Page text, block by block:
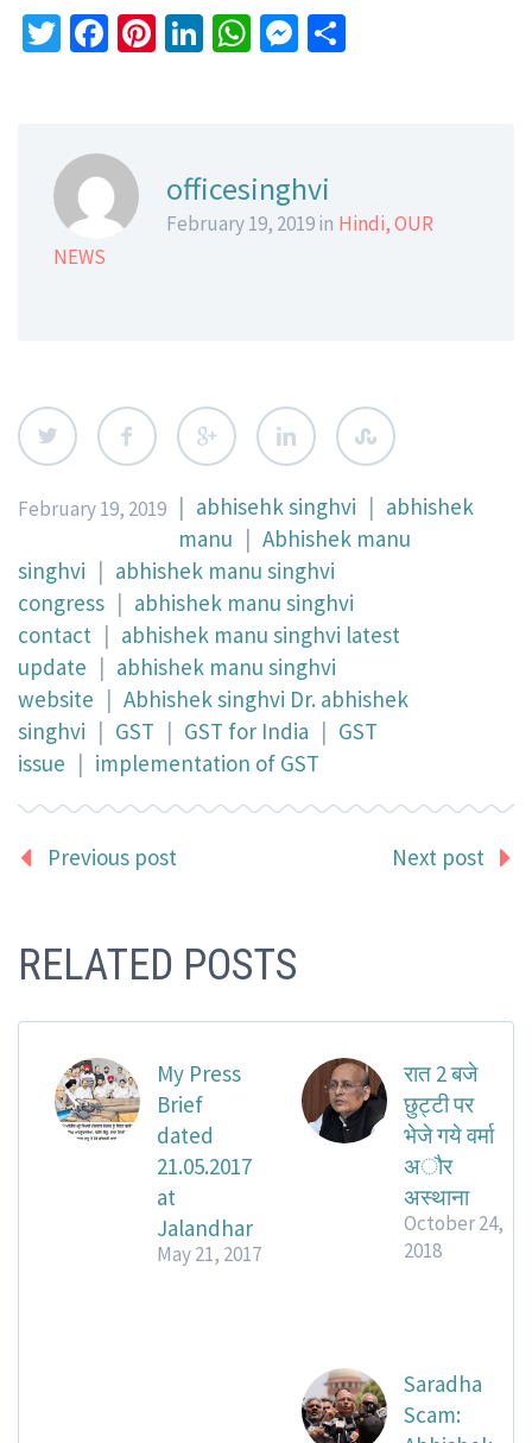
Twitter
Facebook
Pinterest
LinkedIn
WhatsApp
Messenger
officesinghvi
February 19, 2019 in Hindi,OUR
NEWS
February 19, 2019 | abhisehk singhvi | abhishek
manu | Abhishek manu
singhvi | abhishek manu singhvi
congress | abhishek manu singhvi
contact | abhishek manu singhvi latest
update | abhishek manu singhvi
website | Abhishek singhvi Dr. abhishek
singhvi | GST | GST for India | GST
issue | implementation of GST
Previous post Next post
RELATED POSTS
My Press
Brief
dated
21.05.2017
at
Jalandhar
May 21, 2017
रात 2 बजे
छुट्टी पर
भेजे गये वर्मा
अौर
अस्थाना
October 24,
2018
Saradha
Scam: